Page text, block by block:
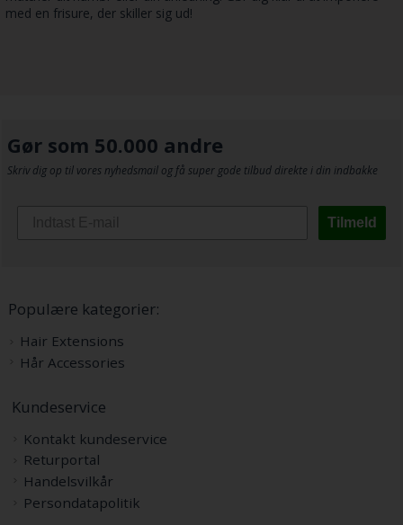
med en frisure, der skiller sig ud!
Gør som 50.000 andre
Skriv dig op til vores nyhedsmail og få super gode tilbud direkte i din indbakke
Tilmeld
Populære kategorier:
Hair Extensions
Hår Accessories
Kundeservice
Kontakt kundeservice
Returportal
Handelsvilkår
Persondatapolitik